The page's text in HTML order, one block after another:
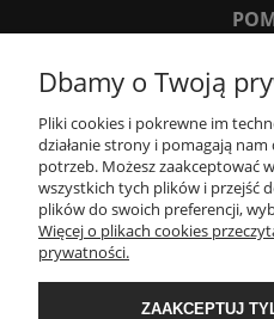
MOJE
PŁATNOŚCI
Wyposażenie łazienek Łazienki.eco |
Dbamy o Twoją
Pliki cookies i pokrewne im
działanie strony i pomagają
potrzeb. Możesz zaakceptować
wszystkich tych plików i przejść
plików do swoich preferencji,
Więcej o plikach cookies
prywatności.
ZAAKCEPTUJ